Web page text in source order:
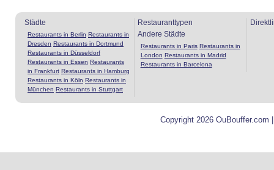
Städte
Restaurants in Berlin Restaurants in
Dresden Restaurants in Dortmund
Restaurants in Düsseldorf
Restaurants in Essen Restaurants
in Frankfurt Restaurants in Hamburg
Restaurants in Köln Restaurants in
München Restaurants in Stuttgart
Restauranttypen
Andere Städte
Restaurants in Paris Restaurants in
London Restaurants in Madrid
Restaurants in Barcelona
Copyright 2026 OuBouffer.com